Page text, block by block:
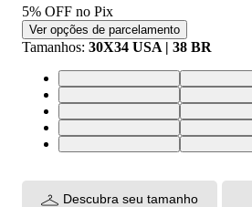
5% OFF no Pix
Ver opções de parcelamento
Tamanhos: 30X34 USA | 38 BR
30X34 USA | 38 BR28X34
33X34 USA | 42 BR44X34
36X34 USA | 46 BR42X34
34X34 USA | 44 BR32X34
38X34 USA | 48 BR40X34
Descubra seu tamanho